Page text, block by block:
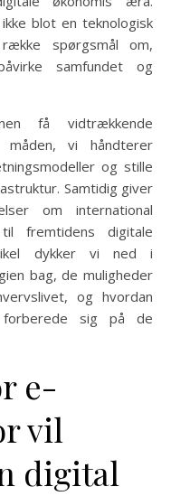
blot en teknologisk
spørgsmål om,
samfundet og
få vidtrækkende
måden, vi håndterer
og stille
Samtidig giver
om international
fremtidens digitale
dykker vi ned i
bag, de muligheder
og hvordan
forberede sig på de
e-
vil
digital